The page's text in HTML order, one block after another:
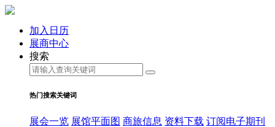
加入日历
展商中心
搜索
热门搜索关键词
展会一览 展馆平面图 商旅信息 资料下载 订阅电子期刊